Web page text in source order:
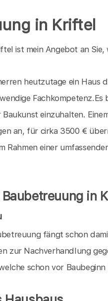
in Kriftel
ist mein Angebot an Sie,
heutzutage ein
einzuhalten.
an, für cirka 3500 €
Rahmen einer
in
fängt schon
zur Nachverhandlung
schon vor